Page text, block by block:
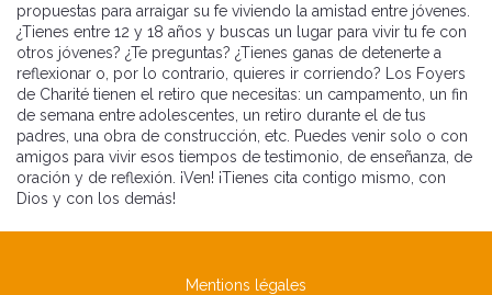
propuestas para arraigar su fe viviendo la amistad entre jóvenes.
¿Tienes entre 12 y 18 años y buscas un lugar para vivir tu fe con
otros jóvenes? ¿Te preguntas? ¿Tienes ganas de detenerte a
reflexionar o, por lo contrario, quieres ir corriendo? Los Foyers
de Charité tienen el retiro que necesitas: un campamento, un fin
de semana entre adolescentes, un retiro durante el de tus
padres, una obra de construcción, etc. Puedes venir solo o con
amigos para vivir esos tiempos de testimonio, de enseñanza, de
oración y de reflexión. ¡Ven! ¡Tienes cita contigo mismo, con
Dios y con los demás!
Mentions légales